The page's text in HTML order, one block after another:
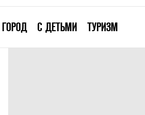
ГОРОД С ДЕТЬМИ ТУРИЗМ